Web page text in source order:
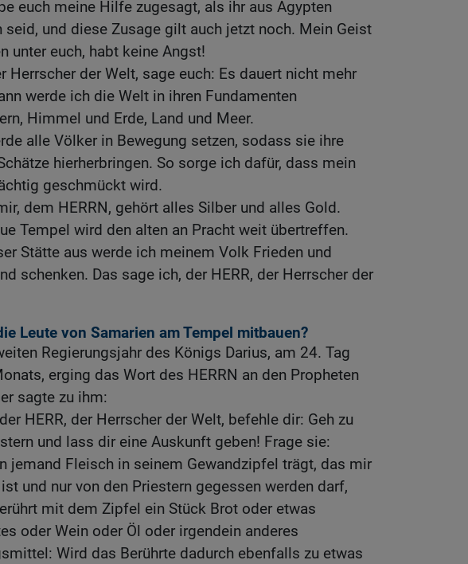
euch meine Hilfe zugesagt, als ihr aus Ägypten
seid, und diese Zusage gilt auch jetzt noch. Mein Geist
unter euch, habt keine Angst!
Herrscher der Welt, sage euch: Es dauert nicht mehr
werde ich die Welt in ihren Fundamenten
Himmel und Erde, Land und Meer.
alle Völker in Bewegung setzen, sodass sie ihre
hierherbringen. So sorge ich dafür, dass mein
geschmückt wird.
dem HERRN, gehört alles Silber und alles Gold.
Tempel wird den alten an Pracht weit übertreffen.
Stätte aus werde ich meinem Volk Frieden und
schenken. Das sage ich, der HERR, der Herrscher der
Leute von Samarien am Tempel mitbauen?
Regierungsjahr des Königs Darius, am 24. Tag
erging das Wort des HERRN an den Propheten
sagte zu ihm:
HERR, der Herrscher der Welt, befehle dir: Geh zu
und lass dir eine Auskunft geben! Frage sie:
jemand Fleisch in seinem Gewandzipfel trägt, das mir
und nur von den Priestern gegessen werden darf,
mit dem Zipfel ein Stück Brot oder etwas
oder Wein oder Öl oder irgendein anderes
Wird das Berührte dadurch ebenfalls zu etwas